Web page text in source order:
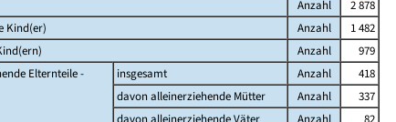
Anzahl
2 878
Kind(er) Anzahl
1 482
Anzahl
979
Elternteile -
insgesamt Anzahl
418
davon alleinerziehende Mütter
Anzahl
337
davon alleinerziehende Väter
Anzahl
82